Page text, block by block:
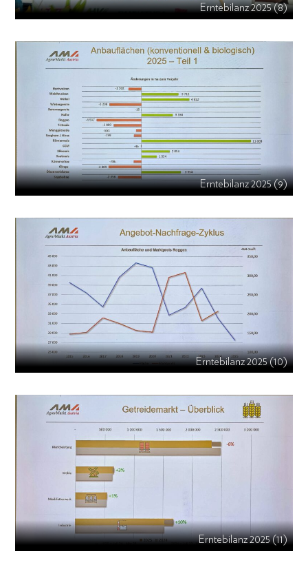
Erntebilanz 2025 (8)
Erntebilanz 2025 (9)
Erntebilanz 2025 (10)
Erntebilanz 2025 (11)